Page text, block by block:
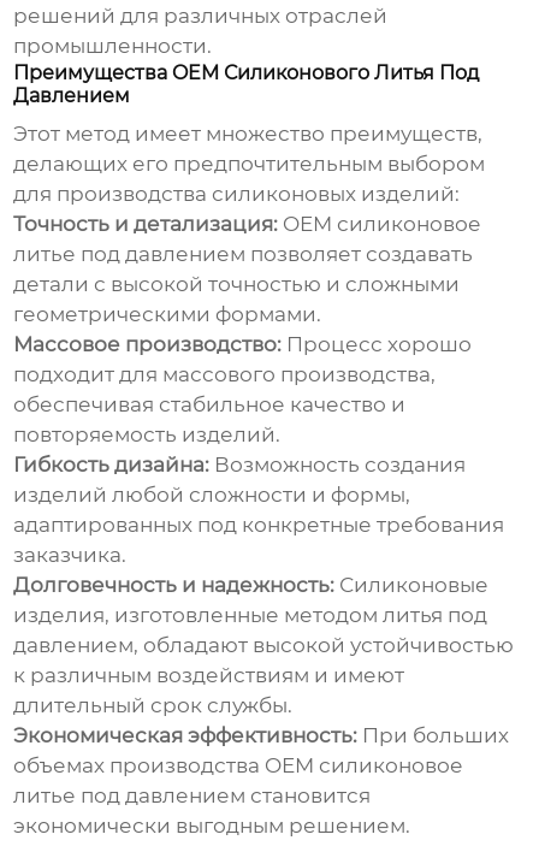
решений для различных отраслей
промышленности.
Преимущества OEM Силиконового Литья Под
Давлением
Этот метод имеет множество преимуществ,
делающих его предпочтительным выбором
для производства силиконовых изделий:
Точность и детализация: OEM силиконовое
литье под давлением позволяет создавать
детали с высокой точностью и сложными
геометрическими формами.
Массовое производство: Процесс хорошо
подходит для массового производства,
обеспечивая стабильное качество и
повторяемость изделий.
Гибкость дизайна: Возможность создания
изделий любой сложности и формы,
адаптированных под конкретные требования
заказчика.
Долговечность и надежность: Силиконовые
изделия, изготовленные методом литья под
давлением, обладают высокой устойчивостью
к различным воздействиям и имеют
длительный срок службы.
Экономическая эффективность: При больших
объемах производства OEM силиконовое
литье под давлением становится
экономически выгодным решением.